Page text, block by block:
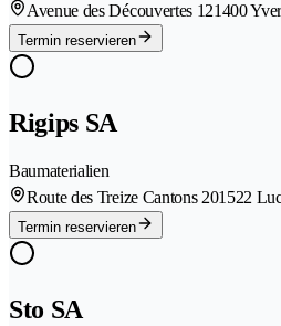
Avenue des Découvertes 121400
Termin reservieren
Rigips SA
Baumaterialien
Route des Treize Cantons 201522
Termin reservieren
Sto SA